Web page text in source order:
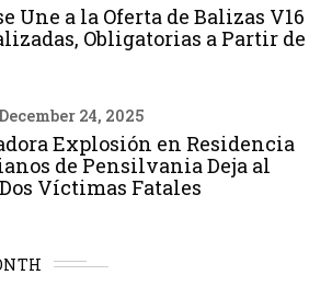
Une a la Oferta de Balizas V16
Obligatorias a Partir de
December 24, 2025
Explosión en Residencia
de Pensilvania Deja al
Víctimas Fatales